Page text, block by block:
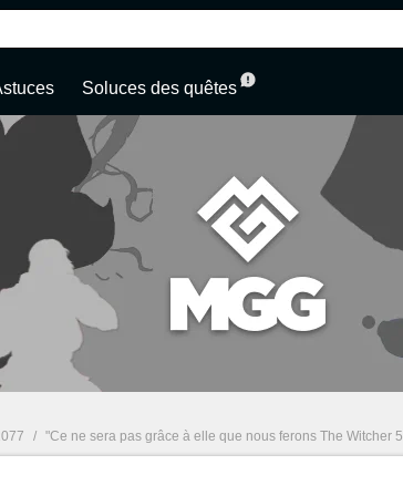
Soluces des quêtes
/ "Ce ne sera pas grâce à elle que nous ferons The Witcher 5", le patron de Cyberpunk 2 et The Witcher 4 revient sur la polémique autour de l'IA dans les jeux vidéo